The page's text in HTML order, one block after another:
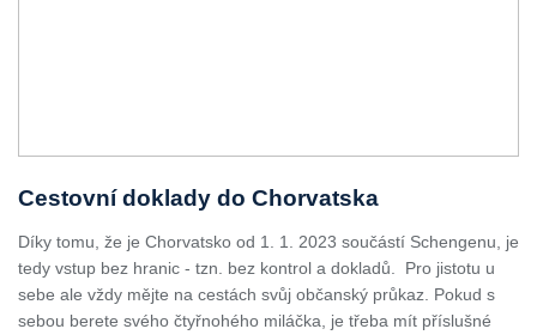
Cestovní doklady do Chorvatska
Díky tomu, že je Chorvatsko od 1. 1. 2023 součástí Schengenu, je
tedy vstup bez hranic - tzn. bez kontrol a dokladů. Pro jistotu u
sebe ale vždy mějte na cestách svůj občanský průkaz. Pokud s
sebou berete svého čtyřnohého miláčka, je třeba mít příslušné